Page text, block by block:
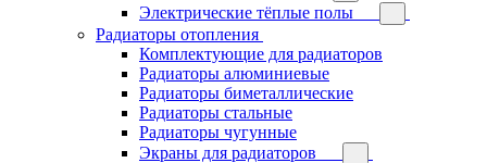
Электрические тёплые полы
Радиаторы отопления
Комплектующие для радиаторов
Радиаторы алюминиевые
Радиаторы биметаллические
Радиаторы стальные
Радиаторы чугунные
Экраны для радиаторов